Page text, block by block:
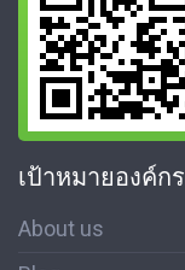
เป้าหมายองค์กร
About us